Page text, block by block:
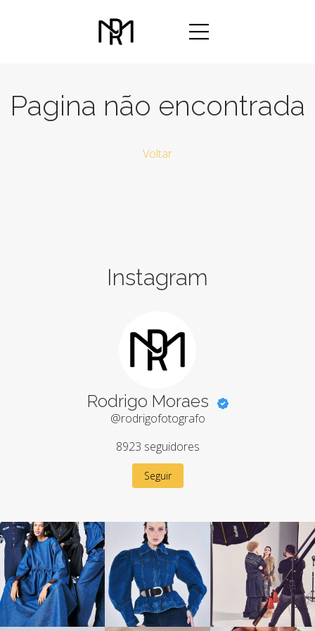
Pagina não encontrada
Voltar
Instagram
Rodrigo Moraes
@rodrigofotografo
8923 seguidores
Seguir